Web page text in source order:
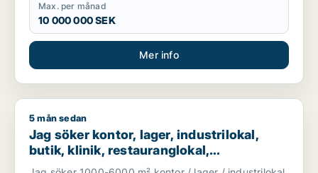
Max. per månad
10 000 000 SEK
Mer info
Jag söker kontor, lager, industrilokal, butik, klinik,
5 mån sedan
Jag söker kontor, lager, industrilokal,
butik, klinik, restauranglokal,
fastighetsmark, bostadsfastighet, hotell